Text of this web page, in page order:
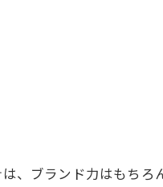
、ブランド力はもち